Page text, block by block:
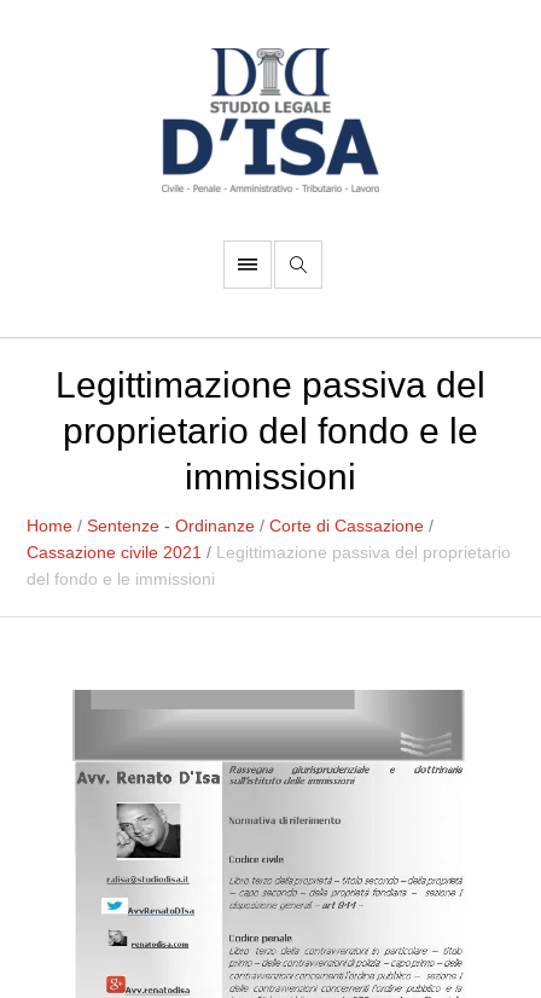
Legittimazione passiva del
proprietario del fondo e le
immissioni
Home /Sentenze - Ordinanze /Corte di Cassazione /
Cassazione civile 2021 / Legittimazione passiva del proprietario
del fondo e le immissioni